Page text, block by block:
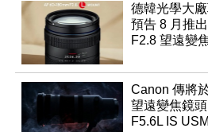
德韓光學大
預告 8 月推
F2.8 望遠變
Canon 傳將
望遠變焦鏡
F5.6L IS USM